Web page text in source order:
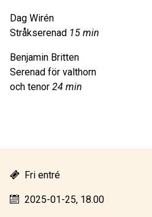
Fri entré
2025-01-25, 18.00
Dag Wirén
Stråkserenad 15 min
Benjamin Britten
Serenad för valthorn
och tenor 24 min